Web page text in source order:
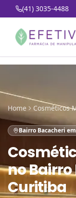
(41) 3035-4488
Home Cosméticos
Bairro Bacacheri
noBairro
Curitiba